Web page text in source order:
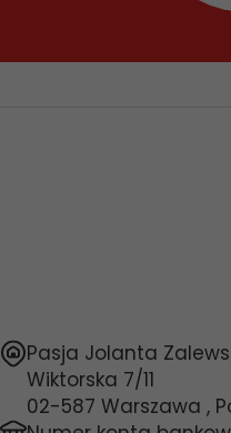
Pasja Jolanta
Wiktorska 7/11
02-587 Warszawa ,